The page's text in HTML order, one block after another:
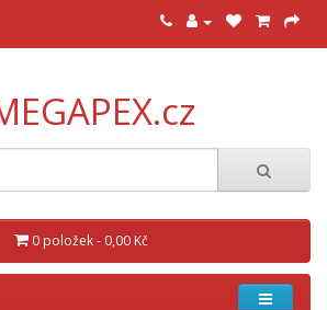
0 položek - 0,00 Kč